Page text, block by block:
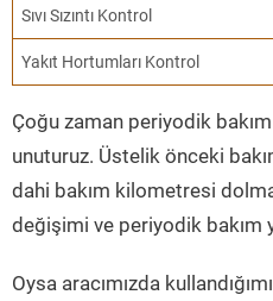
Sıvı Sızıntı Kontrol
Yakıt Hortumları Kontrol
Çoğu zaman periyodik
unuturuz. Üstelik önceki
dahi bakım kilometresi
değişimi ve periyodik bakım
Oysa aracımızda